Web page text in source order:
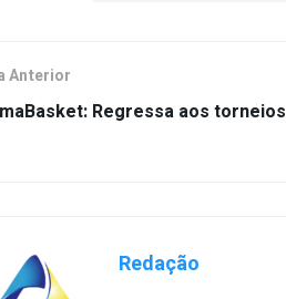
Anterior
Regressa aos torneios
Redação